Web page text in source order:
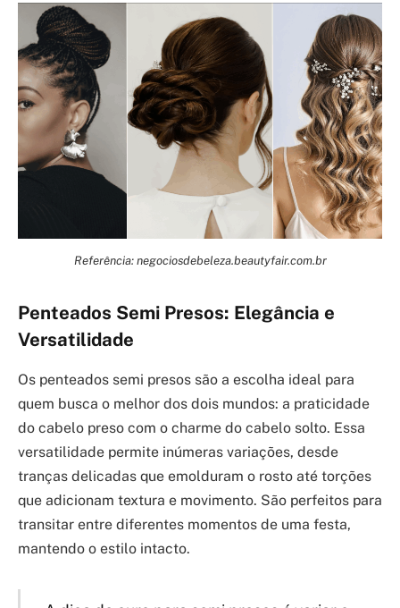
Referência: negociosdebeleza.beautyfair.com.br
Penteados Semi Presos: Elegância e
Versatilidade
Os penteados semi presos são a escolha ideal para
quem busca o melhor dos dois mundos: a praticidade
do cabelo preso com o charme do cabelo solto. Essa
versatilidade permite inúmeras variações, desde
tranças delicadas que emolduram o rosto até torções
que adicionam textura e movimento. São perfeitos para
transitar entre diferentes momentos de uma festa,
mantendo o estilo intacto.